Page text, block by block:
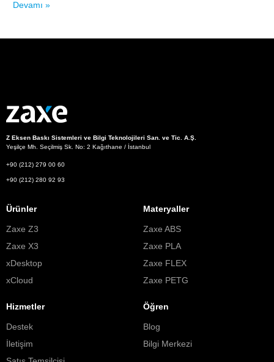
Devamı »
Z Eksen Baskı Sistemleri ve Bilgi Teknolojileri San. ve Tic. A.Ş.
Yeşilçe Mh. Seçilmiş Sk. No: 2 Kağıthane / İstanbul
+90 (212) 279 00 60
+90 (212) 280 92 93
Ürünler
Zaxe Z3
Zaxe X3
xDesktop
xCloud
Materyaller
Zaxe ABS
Zaxe PLA
Zaxe FLEX
Zaxe PETG
Hizmetler
Destek
İletişim
Öğren
Blog
Bilgi Merkezi